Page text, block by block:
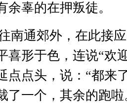
辜的在押叛徒。
南通郊外，在此接
喜形于色，连说“欢
点点头，说： “都来
了一个，其余的跑啦